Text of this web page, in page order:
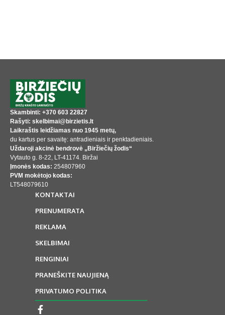
Skambinti: +370 603 22827
Rašyti: skelbimai@birzietis.lt
Laikraštis leidžiamas nuo 1945 metų,
du kartus per savaitę: antradieniais ir penktadieniais.
Uždaroji akcinė bendrovė „Biržiečių žodis“
Vytauto g. 8-22, LT-41174. Biržai
Įmonės kodas: 254807960
PVM mokėtojo kodas:
LT548079610
KONTAKTAI
PRENUMERATA
REKLAMA
SKELBIMAI
RENGINIAI
PRANEŠKITE NAUJIENĄ
PRIVATUMO POLITIKA